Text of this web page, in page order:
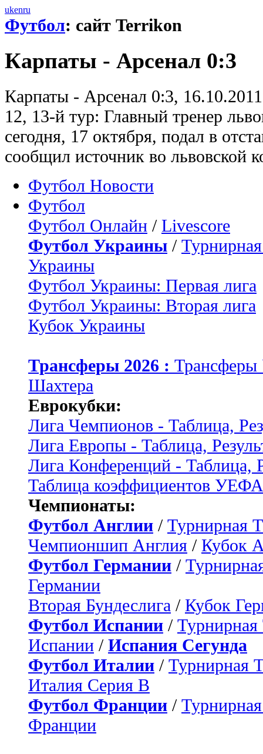
ukenru
Футбол: сайт Terrikon
Карпаты - Арсенал 0:3
Карпаты - Арсенал 0:3,
12, 13-й тур: Главный тренер
сегодня, 17 октября, подал в
сообщил источник во львовской
Футбол Новости
Футбол
Футбол Онлайн / Livescore
Футбол Украины /
Украины
Футбол Украины: Первая лига
Футбол Украины: Вторая лига
Кубок Украины
Трансферы 2026 :
Шахтера
Еврокубки:
Лига Чемпионов - Таблица,
Лига Европы - Таблица,
Лига Конференций - Таблица,
Таблица коэффициентов УЕФА
Чемпионаты:
Футбол Англии / Турнирная
Чемпионшип Англия / Кубок
Футбол Германии /
Германии
Вторая Бундеслига / Кубок
Футбол Испании / Турнирная
Испании / Испания Сегунда
Футбол Италии / Турнирная
Италия Серия B
Футбол Франции /
Франции